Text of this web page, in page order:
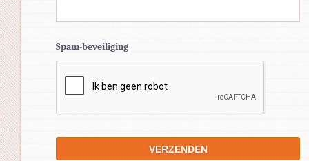
Spam-beveiliging